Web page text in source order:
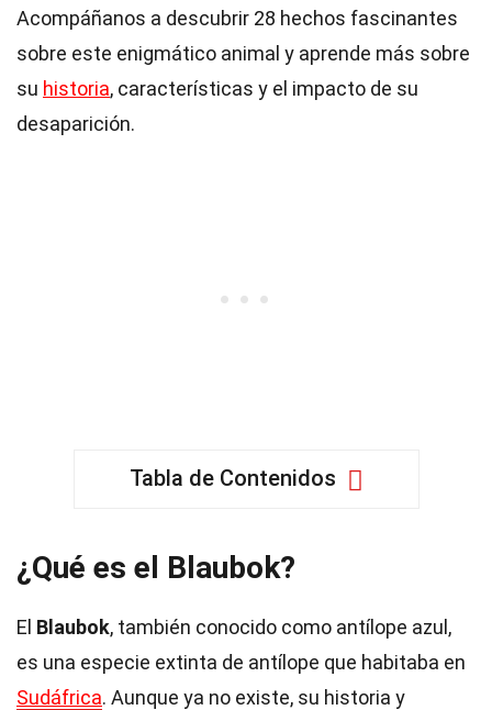
Acompáñanos a descubrir 28 hechos fascinantes
sobre este enigmático animal y aprende más sobre
su historia, características y el impacto de su
desaparición.
Tabla de Contenidos
¿Qué es el Blaubok?
El Blaubok, también conocido como antílope azul,
es una especie extinta de antílope que habitaba en
Sudáfrica. Aunque ya no existe, su historia y